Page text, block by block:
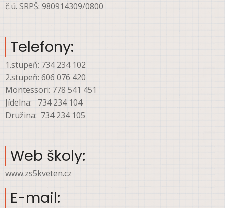
č.ú. SRPŠ: 980914309/0800
Telefony:
1.stupeň: 734 234 102
2.stupeň: 606 076 420
Montessori: 778 541 451
Jídelna: 734 234 104
Družina: 734 234 105
Web školy:
www.zs5kveten.cz
E-mail: